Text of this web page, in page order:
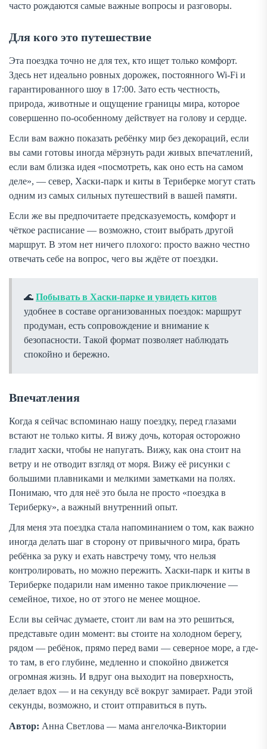
часто рождаются самые важные вопросы и разговоры.
Для кого это путешествие
Эта поездка точно не для тех, кто ищет только комфорт.
Здесь нет идеально ровных дорожек, постоянного Wi-Fi и
гарантированного шоу в 17:00. Зато есть честность,
природа, животные и ощущение границы мира, которое
совершенно по-особенному действует на голову и сердце.
Если вам важно показать ребёнку мир без декораций, если
вы сами готовы иногда мёрзнуть ради живых впечатлений,
если вам близка идея «посмотреть, как оно есть на самом
деле», — север, Хаски-парк и киты в Териберке могут стать
одним из самых сильных путешествий в вашей памяти.
Если же вы предпочитаете предсказуемость, комфорт и
чёткое расписание — возможно, стоит выбрать другой
маршрут. В этом нет ничего плохого: просто важно честно
отвечать себе на вопрос, чего вы ждёте от поездки.
Побывать в Хаски-парке и увидеть китов
удобнее в составе организованных поездок: маршрут
продуман, есть сопровождение и внимание к
безопасности. Такой формат позволяет наблюдать
спокойно и бережно.
Впечатления
Когда я сейчас вспоминаю нашу поездку, перед глазами
встают не только киты. Я вижу дочь, которая осторожно
гладит хаски, чтобы не напугать. Вижу, как она стоит на
ветру и не отводит взгляд от моря. Вижу её рисунки с
большими плавниками и мелкими заметками на полях.
Понимаю, что для неё это была не просто «поездка в
Териберку», а важный внутренний опыт.
Для меня эта поездка стала напоминанием о том, как важно
иногда делать шаг в сторону от привычного мира, брать
ребёнка за руку и ехать навстречу тому, что нельзя
контролировать, но можно пережить. Хаски-парк и киты в
Териберке подарили нам именно такое приключение —
семейное, тихое, но от этого не менее мощное.
Если вы сейчас думаете, стоит ли вам на это решиться,
представьте один момент: вы стоите на холодном берегу,
рядом — ребёнок, прямо перед вами — северное море, а где-
то там, в его глубине, медленно и спокойно движется
огромная жизнь. И вдруг она выходит на поверхность,
делает вдох — и на секунду всё вокруг замирает. Ради этой
секунды, возможно, и стоит отправиться в путь.
Автор: Анна Светлова — мама ангелочка-Виктории